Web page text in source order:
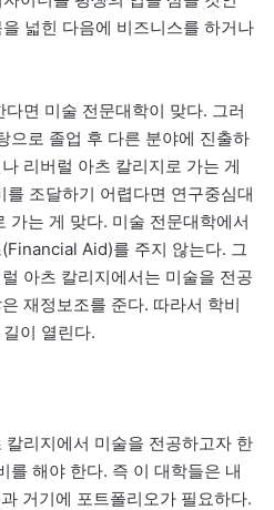
넓힌 다음에 비즈니스를 하거나
면 미술 전문대학이 맞다. 그러
으로 졸업 후 다른 분야에 진출하
리버럴 아츠 칼리지로 가는 게
조달하기 어렵다면 연구중심대
가는 게 맞다. 미술 전문대학에서
Aid)를 주지 않는다. 그
아츠 칼리지에서는 미술을 전공
재정보조를 준다. 따라서 학비
이 열린다.
리지에서 미술을 전공하고자 한
를 해야 한다. 즉 이 대학들은 내
거기에 포트폴리오가 필요하다.